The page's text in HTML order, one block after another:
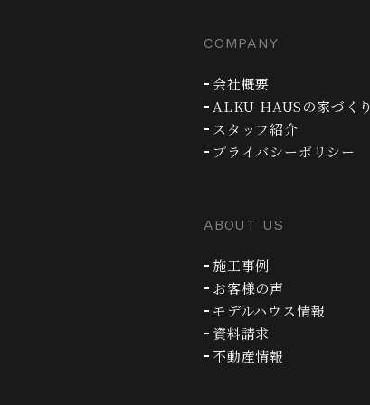
COMPANY
会社概要
ALKU HAUSの家づくり
スタッフ紹介
プライバシーポリシー
ABOUT US
施工事例
お客様の声
モデルハウス情報
資料請求
不動産情報